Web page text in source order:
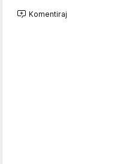
Komentiraj